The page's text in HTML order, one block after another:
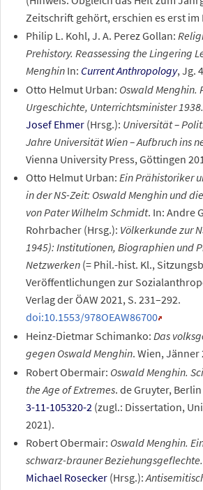
Zeitschrift gehört, erschien es erst im
Philip L. Kohl, J. A. Perez Gollan:
Prehistory. Reassessing the Lingering
MenghinIn: Current Anthropology, Jg.
Otto Helmut Urban: Oswald Menghin.
Urgeschichte, Unterrichtsminister 1938.
Josef Ehmer(Hrsg.): Universität –
Jahre Universität Wien – Aufbruch ins
Vienna University Press, Göttingen
Otto Helmut Urban: Ein Prähistoriker
in der NS-Zeit: Oswald Menghin und
von Pater Wilhelm Schmidt. In: Andre
Rohrbacher (Hrsg.): Völkerkunde zur
1945): Institutionen, Biographien und
Netzwerken(= Phil.-hist. Kl.,
Veröffentlichungen zur
Verlag der ÖAW 2021, S. 231–292.
doi:10.1553/978OEAW86700
Heinz-Dietmar Schimanko: Das
gegen Oswald Menghin. Wien, Jänner
Robert Obermair: Oswald Menghin.
the Age of Extremes. de Gruyter,
3-11-105320-2 (zugl.: Dissertation,
2021).
Robert Obermair: Oswald Menghin.
schwarz-brauner Beziehungsgeflechte.
Michael Rosecker(Hrsg.):